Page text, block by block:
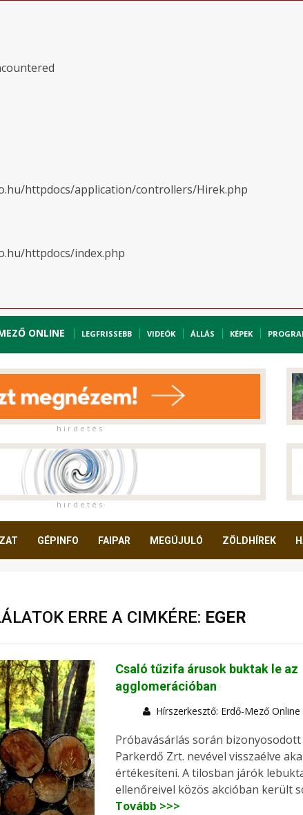
httpdocs/application/controllers/Hirek.php
httpdocs/index.php
ONLINE LEGFRISSEBB VIDEÓK ÁLLÁS KÉPEK
h i r d e t é s
h i r d e t é s
GÉPINFO FAIPAR MEGÚJULÓ ZÖLDHÍREK
ERRE A CIMKÉRE: EGER
Csaló tűzifa árusok buktak le az
agglomerációban
Hírszerkesztő: Erdő-Mező Online
Próbavásárlás során bizonyosodott
Parkerdő Zrt. nevével visszaélve
értékesíteni. A tilosban járók
ellenőreivel közös akcióban került
Tovább >>>